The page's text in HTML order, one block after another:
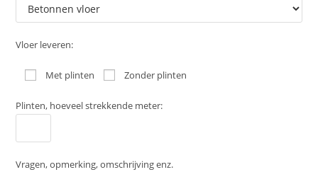
Vloer leveren:
Met plinten Zonder plinten
Plinten, hoeveel strekkende meter:
Vragen, opmerking, omschrijving enz.